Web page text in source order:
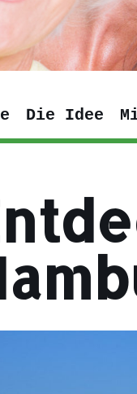
Die Idee